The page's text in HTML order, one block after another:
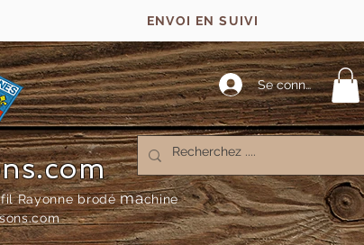
ENVOI EN SUIVI
Se connecter
Rayonne brodémachine